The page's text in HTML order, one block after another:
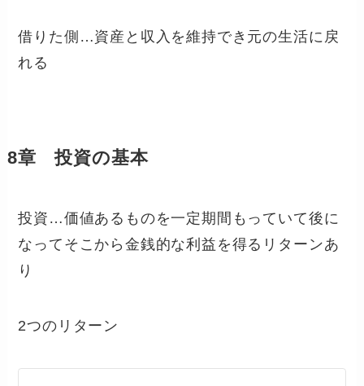
借りた側…資産と収入を維持でき元の生活に戻
れる
8章 投資の基本
投資…価値あるものを一定期間もっていて後に
なってそこから金銭的な利益を得るリターンあ
り
2つのリターン